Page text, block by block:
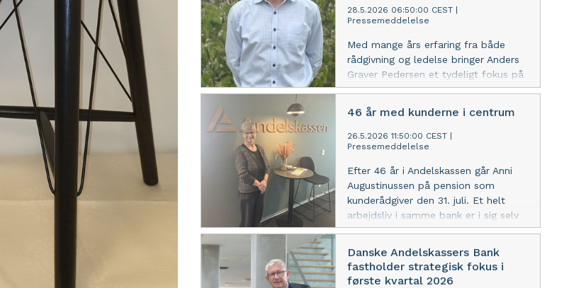
mellem privatøkonomi, familieliv og
virksomhed.
28.5.2026 06:50:00 CEST
Pressemeddelelse
Med mange års erfaring fra både
rådgivning og ledelse bringer Anders
Graver Pedersen et tydeligt fokus på
relationer, tilgængelighed og udvikling
hvor han er startet som
privatkundechef.
46 år med kunderne i centrum
26.5.2026 11:50:00 CEST
Pressemeddelelse
Efter 46 år i Andelskassen går Anni
Augustinussen på pension som
kunderådgiver den 31. juli. Et helt
arbejdsliv i samme bank er i sig selv
noget særligt, men for Anni har det
økonomi – nemlig relationer, tillid og
god rådgivning.
Danske Andelskassers Bank
fastholder strategisk fokus i
første kvartal 2026